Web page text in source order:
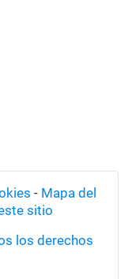
- Mapa del
sitio
los derechos